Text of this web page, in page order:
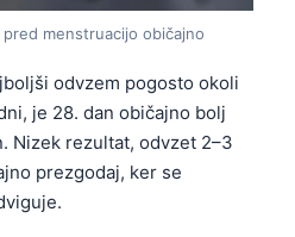
menstruacijo običajno
odvzem pogosto okoli
je 28. dan običajno bolj
Nizek rezultat, odvzet 2–3
prezgodaj, ker se